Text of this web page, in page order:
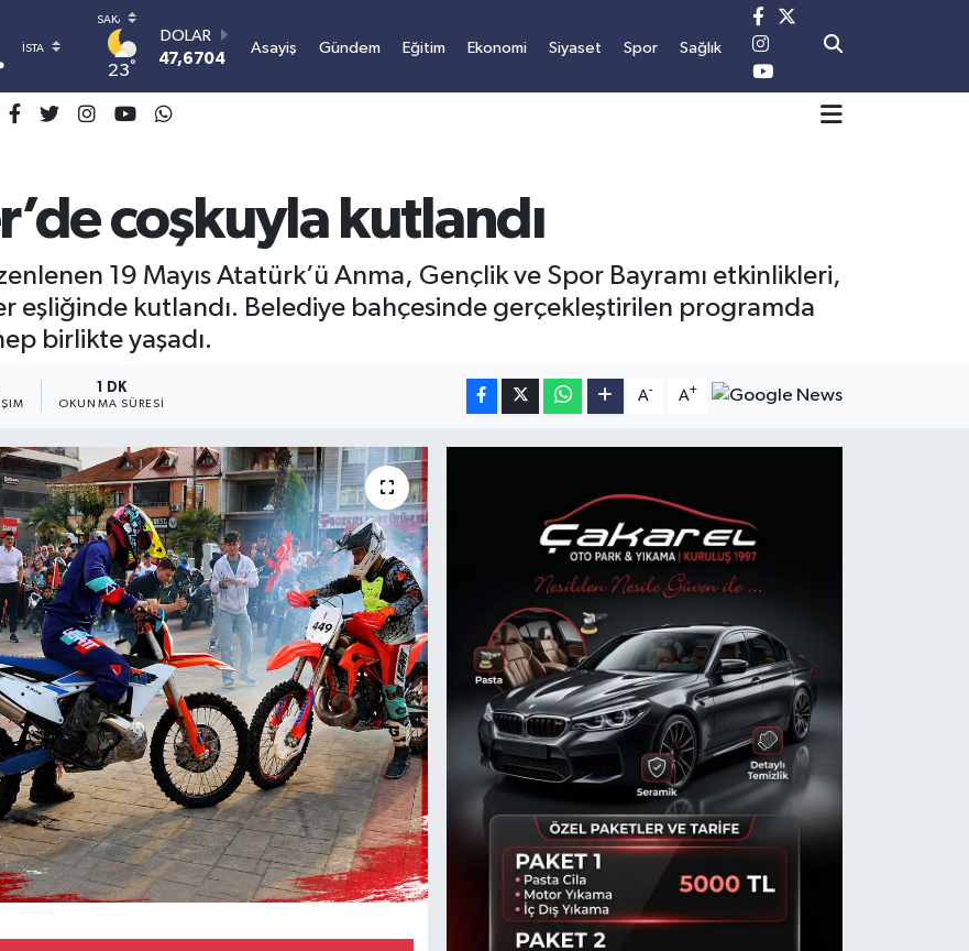
23°
DOLAR
47,6704
55,0406
6500.87
BİST100
13.799
70
BITCOIN
3.081.603,11
Asayiş Gündem Eğitim Ekonomi Siyaset Spor Sağlık
coşkuyla kutlandı
19 Mayıs Atatürk’ü Anma, Gençlik ve Spor Bayramı etkinlikleri,
eşliğinde kutlandı. Belediye bahçesinde gerçekleştirilen programda
birlikte yaşadı.
1 DK
OKUNMA SÜRESI
A- A+